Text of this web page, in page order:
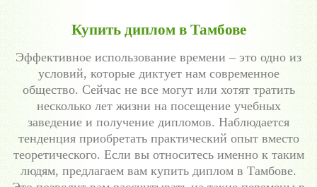
Купить диплом в Тамбове
Эффективное использование времени – это одно из
условий, которые диктует нам современное
общество. Сейчас не все могут или хотят тратить
несколько лет жизни на посещение учебных
заведение и получение дипломов. Наблюдается
тенденция приобретать практический опыт вместо
теоретического. Если вы относитесь именно к таким
людям, предлагаем вам купить диплом в Тамбове.